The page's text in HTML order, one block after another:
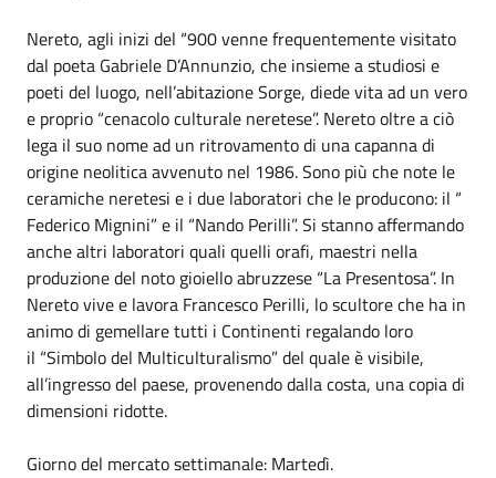
Nereto, agli inizi del “900 venne frequentemente visitato
dal poeta Gabriele D’Annunzio, che insieme a studiosi e
poeti del luogo, nell’abitazione Sorge, diede vita ad un vero
e proprio “cenacolo culturale neretese”. Nereto oltre a ciò
lega il suo nome ad un ritrovamento di una capanna di
origine neolitica avvenuto nel 1986. Sono più che note le
ceramiche neretesi e i due laboratori che le producono: il “
Federico Mignini” e il “Nando Perilli”. Si stanno affermando
anche altri laboratori quali quelli orafi, maestri nella
produzione del noto gioiello abruzzese “La Presentosa”. In
Nereto vive e lavora Francesco Perilli, lo scultore che ha in
animo di gemellare tutti i Continenti regalando loro
il “Simbolo del Multiculturalismo” del quale è visibile,
all’ingresso del paese, provenendo dalla costa, una copia di
dimensioni ridotte.
Giorno del mercato settimanale: Martedì.